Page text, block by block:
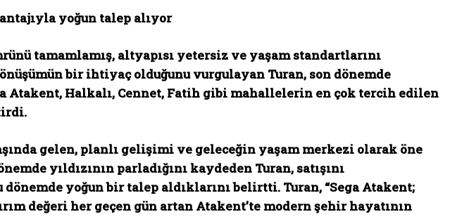
yoğun talep alıyor
tamamlamış, altyapısı yetersiz ve yaşam standartlarını
bir ihtiyaç olduğunu vurgulayan Turan, son dönemde
Atakent, Halkalı, Cennet, Fatih gibi mahallelerin en çok tercih edilen
gelen, planlı gelişimi ve geleceğin yaşam merkezi olarak öne
yıldızının parladığını kaydeden Turan, satışını
yoğun bir talep aldıklarını belirtti. Turan, “Sega Atakent;
değeri her geçen gün artan Atakent’te modern şehir hayatının